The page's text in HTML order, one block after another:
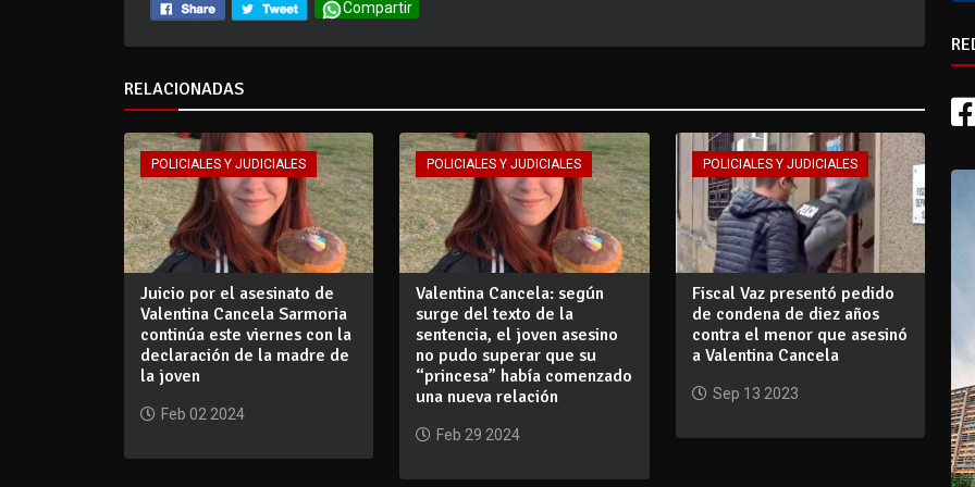
Compartir
RELACIONADAS
POLICIALES Y JUDICIALES
Juicio por el asesinato de
Valentina Cancela Sarmoria
continúa este viernes con la
declaración de la madre de
la joven
Feb 02 2024
POLICIALES Y JUDICIALES
Valentina Cancela: según
surge del texto de la
sentencia, el joven asesino
no pudo superar que su
“princesa” había comenzado
una nueva relación
Feb 29 2024
POLICIALES Y JUDICIALES
Fiscal Vaz presentó pedido
de condena de diez años
contra el menor que asesinó
a Valentina Cancela
Sep 13 2023